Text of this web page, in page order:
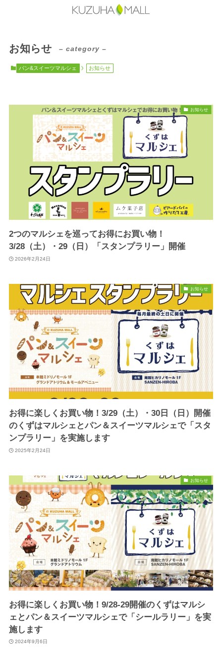
お知らせ – category –
パン&スイーツマルシェ お知らせ
お知らせ
2つのマルシェを巡ってお得にお買い物！
3/28（土）・29（日）「スタンプラリー」開催
2026年2月24日
お知らせ
お得に楽しくお買い物！3/29（土）・30日（日）開催
のくずはマルシェとパン＆スイーツマルシェで「スタ
ンプラリー」を実施します
2025年2月24日
お知らせ
お得に楽しくお買い物！9/28-29開催のくずはマルシ
ェとパン＆スイーツマルシェで「シールラリー」を実
施します
2024年9月6日